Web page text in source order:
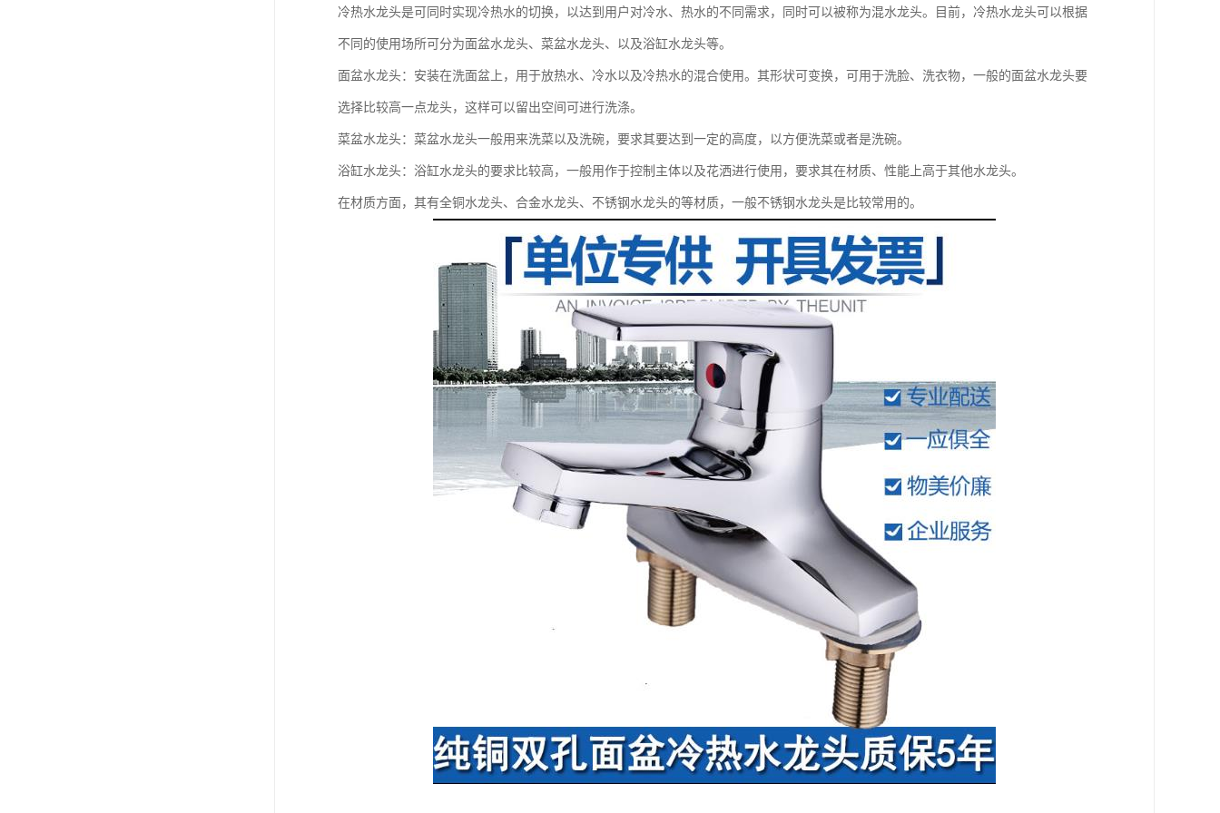
冷热水龙头是可同时实现冷热水的切换，以达到用户对冷水、热水的不同需求，同时可以被称为混水龙头。目前，冷热水龙头可以根据
不同的使用场所可分为面盆水龙头、菜盆水龙头、以及浴缸水龙头等。
面盆水龙头：安装在洗面盆上，用于放热水、冷水以及冷热水的混合使用。其形状可变换，可用于洗脸、洗衣物，一般的面盆水龙头要
选择比较高一点龙头，这样可以留出空间可进行洗涤。
菜盆水龙头：菜盆水龙头一般用来洗菜以及洗碗，要求其要达到一定的高度，以方便洗菜或者是洗碗。
浴缸水龙头：浴缸水龙头的要求比较高，一般用作于控制主体以及花洒进行使用，要求其在材质、性能上高于其他水龙头。
在材质方面，其有全铜水龙头、合金水龙头、不锈钢水龙头的等材质，一般不锈钢水龙头是比较常用的。